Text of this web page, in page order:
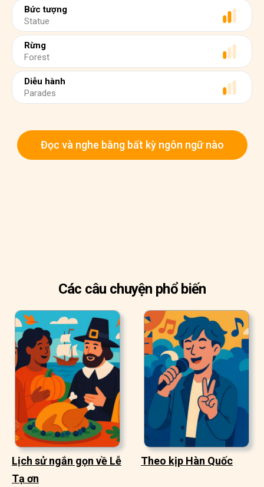
Bức tượng
Statue
Rừng
Forest
Diễu hành
Parades
Đọc và nghe bằng bất kỳ ngôn ngữ nào
Các câu chuyện phổ biến
Lịch sử ngắn gọn về Lễ
Tạ ơn
Theo kịp Hàn Quốc